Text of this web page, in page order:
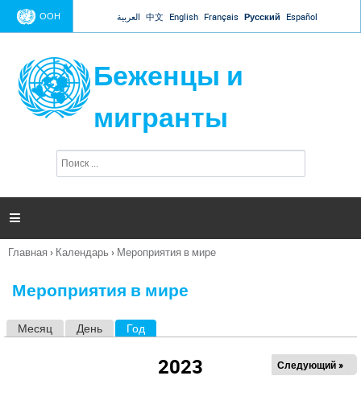
Jump to navigation
ООН العربية 中文 English Français Русский Español
Беженцы и
мигранты
п
и

Вы
Главная › Календарь › Мероприятия в мире
Мероприятия в мире
Месяц День Год
2023 Следующий »